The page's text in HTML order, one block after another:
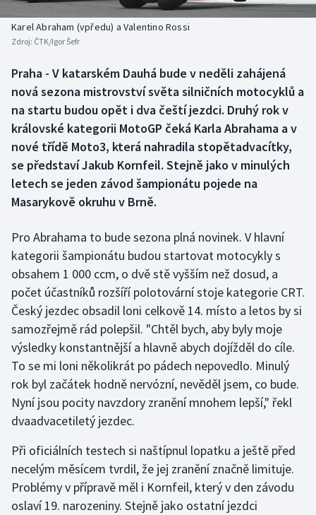
Biatlon
Box
Curling
Dostihy
Florbal
Golf
Gymnastika
Házená
Jezdectví
Judo
Krasobruslení
Lezení
Lyže a snowboard
Aplikace ČT sport
Karel Abraham (vpředu) a Valentino Rossi
Zdroj: ČTK/Igor Šefr
Praha - V katarském Dauhá bude v neděli zahájená
nová sezona mistrovství světa silničních motocyklů a
na startu budou opět i dva čeští jezdci. Druhý rok v
královské kategorii MotoGP čeká Karla Abrahama a v
nové třídě Moto3, která nahradila stopětadvacítky,
se představí Jakub Kornfeil. Stejně jako v minulých
letech se jeden závod šampionátu pojede na
Masarykově okruhu v Brně.
Pro Abrahama to bude sezona plná novinek. V hlavní
kategorii šampionátu budou startovat motocykly s
obsahem 1 000 ccm, o dvě stě vyšším než dosud, a
počet účastníků rozšíří polotovární stoje kategorie CRT.
Český jezdec obsadil loni celkově 14. místo a letos by si
samozřejmě rád polepšil. "Chtěl bych, aby byly moje
výsledky konstantnější a hlavně abych dojížděl do cíle.
To se mi loni několikrát po pádech nepovedlo. Minulý
rok byl začátek hodně nervózní, nevěděl jsem, co bude.
Nyní jsou pocity navzdory zranění mnohem lepší," řekl
dvaadvacetiletý jezdec.
Při oficiálních testech si naštípnul lopatku a ještě před
necelým měsícem tvrdil, že jej zranění značně limituje.
Problémy v přípravě měl i Kornfeil, který v den závodu
oslaví 19. narozeniny. Stejně jako ostatní jezdci